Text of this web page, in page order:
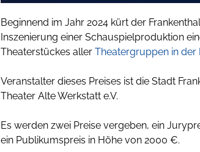
Beginnend im Jahr 2024 kürt der
Inszenierung einer Schauspielproduktion
Theaterstückes aller Theatergruppen in der
Veranstalter dieses Preises ist die Stadt
Theater Alte Werkstatt e.V.
Es werden zwei Preise vergeben, ein
ein Publikumspreis in Höhe von 2000 €.